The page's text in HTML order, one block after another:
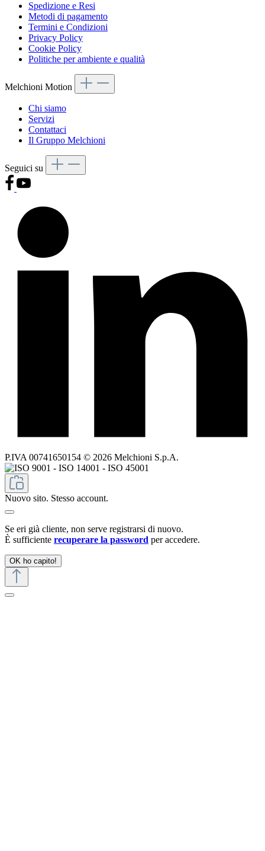
Spedizione e Resi
Metodi di pagamento
Termini e Condizioni
Privacy Policy
Cookie Policy
Politiche per ambiente e qualità
Melchioni Motion
Chi siamo
Servizi
Contattaci
Il Gruppo Melchioni
Seguici su
P.IVA 00741650154 © 2026 Melchioni S.p.A.
Nuovo sito. Stesso account.
Se eri già cliente, non serve registrarsi di nuovo.
È sufficiente recuperare la password per accedere.
OK ho capito!